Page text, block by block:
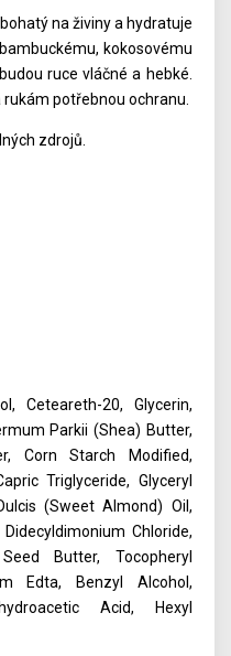
na živiny a hydratuje
kokosovému
ruce vláčné a hebké.
potřebnou ochranu.
zdrojů.
Ceteareth-20, Glycerin,
Parkii (Shea) Butter,
Corn Starch Modified,
Triglyceride, Glyceryl
(Sweet Almond) Oil,
Chloride,
Butter, Tocopheryl
Edta, Benzyl Alcohol,
Acid, Hexyl